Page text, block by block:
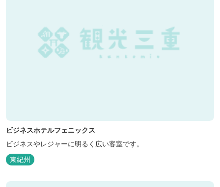
ビジネスホテルフェニックス
ビジネスやレジャーに明るく広い客室です。
東紀州